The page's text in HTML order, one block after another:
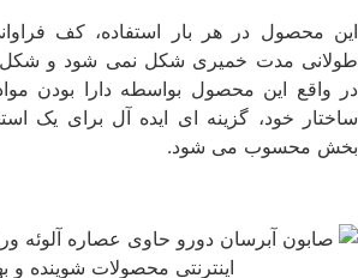
محصول در هر بار استفاده، کف
مدت خمیری شکل نمی شود و شکل
واقع این محصول بواسطه دارا بودن
خود، گزینه ای ایده آل برای یک
محسوب می شود.